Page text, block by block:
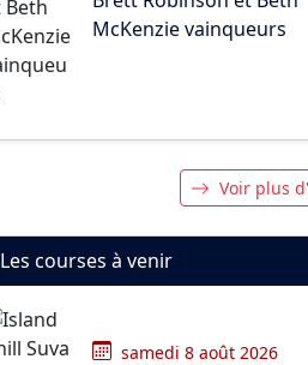
McKenzie vainqueurs
Voir plus
Les courses à venir
samedi 8 août 2026